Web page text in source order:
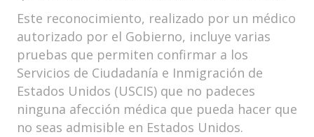
Este reconocimiento, realizado por un médico
autorizado por el Gobierno, incluye varias
pruebas que permiten confirmar a los
Servicios de Ciudadanía e Inmigración de
Estados Unidos (USCIS) que no padeces
ninguna afección médica que pueda hacer que
no seas admisible en Estados Unidos.